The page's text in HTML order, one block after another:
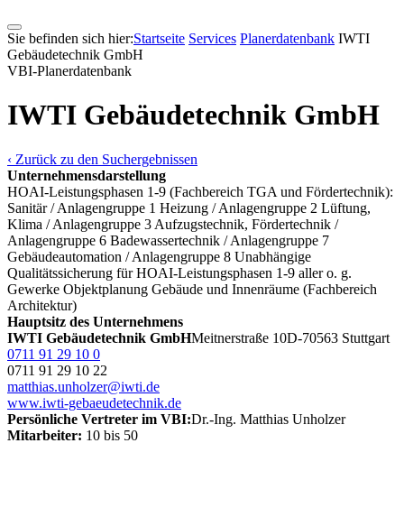
Sie befinden sich hier:Startseite Services Pla­ner­daten­bank IWTI
Gebäudetechnik GmbH
VBI-Pla­ner­daten­bank
IWTI Gebäudetechnik GmbH
‹ Zurück zu den Suchergebnissen
Unternehmensdarstellung
HOAI-Leistungsphasen 1-9 (Fachbereich TGA und Fördertechnik):
Sanitär / Anlagengruppe 1 Heizung / Anlagengruppe 2 Lüftung,
Klima / Anlagengruppe 3 Aufzugstechnik, Fördertechnik /
Anlagengruppe 6 Badewassertechnik / Anlagengruppe 7
Gebäudeautomation / Anlagengruppe 8 Unabhängige
Qualitätssicherung für HOAI-Leistungsphasen 1-9 aller o. g.
Gewerke Objektplanung Gebäude und Innenräume (Fachbereich
Architektur)
Hauptsitz des Unternehmens
IWTI Gebäudetechnik GmbHMeitnerstraße 10D-70563 Stuttgart
0711 91 29 10 0
0711 91 29 10 22
matthias.unholzer@iwti.de
www.iwti-gebaeudetechnik.de
Persönliche Vertreter im VBI:Dr.-Ing. Matthias Unholzer
Mitarbeiter: 10 bis 50